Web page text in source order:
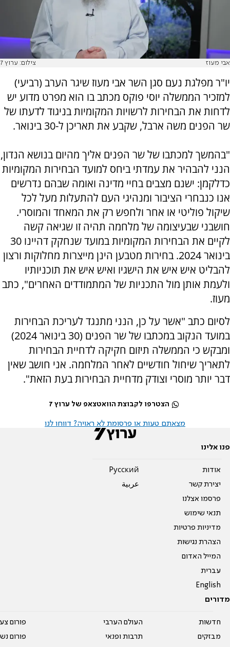
אבי מעוז צילום: ערוץ 7
יו"ר מפלגת נעם סגן השר אבי מעוז שיגר הערב (רביעי)
למזכיר הממשלה יוסי פוקס מכתב בו הוא מפרט מדוע יש
לדחות את הבחירות לרשויות המקומיות בניגוד לדעתו של
שר הפנים משה ארבל, שקבע את תאריכן ל-30 בינואר.
"בהמשך למכתבו של שר הפנים אליך מהיום בנושא הנדון,
הנני להבהיר את עמדתי ביחס למועד הבחירות המקומיות
כדלקמן: ישנם מצבים בחיי מדינה ואומה שבהם נדרשים
אנו כנבחרי הציבור ומנהיגי העם להתעלות מעל לכל
שיקול פוליטי או אחר ולחפש רק את המאחד והמוסרי.
חושבני שבעיצומה של מלחמה תהיה זו שגיאה קשה
לקיים את הבחירות המקומיות במועד שנחקק דהיינו 30
בינואר 2024. בחירות מטבען הינן מייצרות מחלוקות ורצון
להבליט איש איש את הישגיו ואיש איש את תוכניותיו
ולעמת אותן מול התכניות של המתמודדים האחרים", כתב
מעוז.
לסיום כתב "אשר על כן, הנני מתנגד לעריכת הבחירות
במועד הנקוב במכתבו של שר הפנים (30 בינואר 2024)
ומבקש כי הממשלה תיזום חקיקה לדחיית הבחירות
לתאריך שיחול חודשיים לאחר המלחמה. אני חושב שאין
דבר יותר מוסרי וצודק מדחיית הבחירות בעת הזאת".
הצטרפו לקבוצת הוואטצאפ של ערוץ 7
מצאתם טעות או פרסומת לא ראויה? דווחו לנו
פנו אלינו
אודות
יצירת קשר
פרסמו אצלנו
תנאי שימוש
מדיניות פרטיות
הצהרת נגישות
המייל האדום
עברית
English
Pусский
عربية
מדורים
חדשות
מבזקים
העולם הערבי
תרבות ופנאי
פורום
פורום